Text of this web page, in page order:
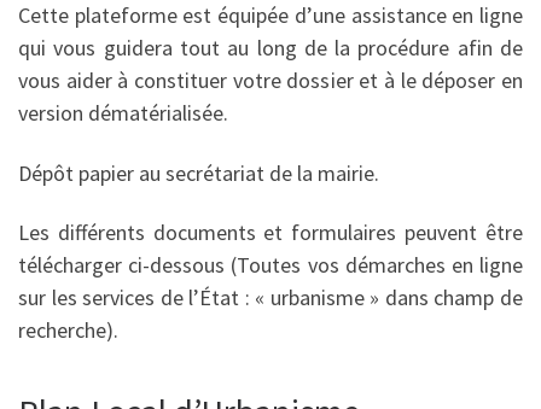
Cette plateforme est équipée d’une assistance en ligne
qui vous guidera tout au long de la procédure afin de
vous aider à constituer votre dossier et à le déposer en
version dématérialisée.
Dépôt papier au secrétariat de la mairie.
Les différents documents et formulaires peuvent être
télécharger ci-dessous (Toutes vos démarches en ligne
sur les services de l’État : « urbanisme » dans champ de
recherche).